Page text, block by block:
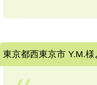
東京都西東京市 Y.M.様